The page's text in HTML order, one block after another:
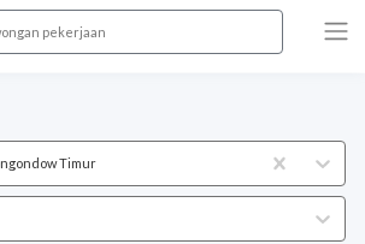
Timur